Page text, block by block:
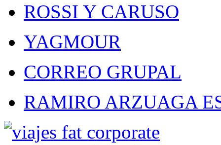
ROSSI Y CARUSO
YAGMOUR
CORREO GRUPAL
RAMIRO ARZUAGA